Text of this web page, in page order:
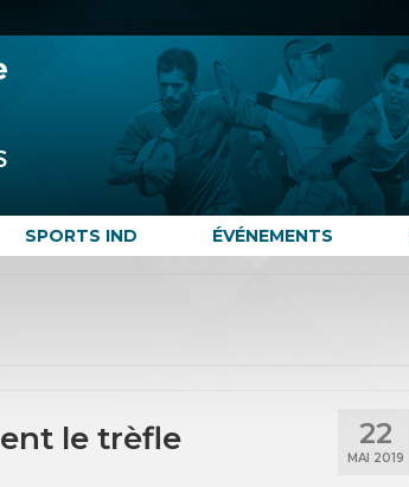
SPORTS IND ÉVÉNEMENTS
22
MAI 2019
le trèfle